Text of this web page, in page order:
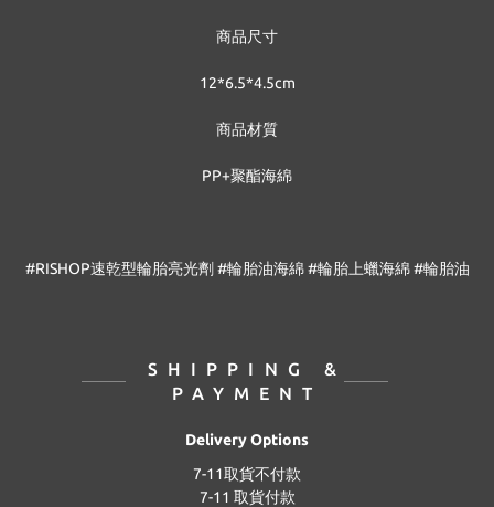
商品尺寸
12*6.5*4.5cm
商品材質
PP+聚酯海綿
#RISHOP速乾型輪胎亮光劑 #輪胎油海綿 #輪胎上蠟海綿 #輪胎油
SHIPPING &
PAYMENT
Delivery Options
7-11取貨不付款
7-11 取貨付款